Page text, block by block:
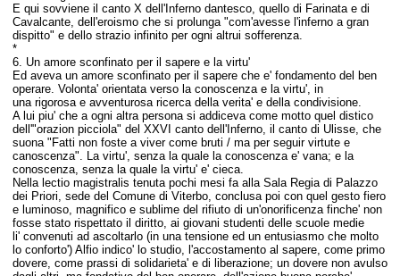
E qui sovviene il canto X dell'Inferno dantesco, quello di Farinata e di
Cavalcante, dell'eroismo che si prolunga "com'avesse l'inferno a gran
dispitto" e dello strazio infinito per ogni altrui sofferenza.
*
6. Un amore sconfinato per il sapere e la virtu'
Ed aveva un amore sconfinato per il sapere che e' fondamento del ben
operare. Volonta' orientata verso la conoscenza e la virtu', in
una rigorosa e avventurosa ricerca della verita' e della condivisione.
A lui piu' che a ogni altra persona si addiceva come motto quel distico
dell'"orazion picciola" del XXVI canto dell'Inferno, il canto di Ulisse, che
suona "Fatti non foste a viver come bruti / ma per seguir virtute e
canoscenza". La virtu', senza la quale la conoscenza e' vana; e la
conoscenza, senza la quale la virtu' e' cieca.
Nella lectio magistralis tenuta pochi mesi fa alla Sala Regia di Palazzo
dei Priori, sede del Comune di Viterbo, conclusa poi con quel gesto fiero
e luminoso, magnifico e sublime del rifiuto di un'onorificenza finche' non
fosse stato rispettato il diritto, ai giovani studenti delle scuole medie
li' convenuti ad ascoltarlo (in una tensione ed un entusiasmo che molto
lo conforto') Alfio indico' lo studio, l'accostamento al sapere, come primo
dovere, come prassi di solidarieta' e di liberazione; un dovere non avulso